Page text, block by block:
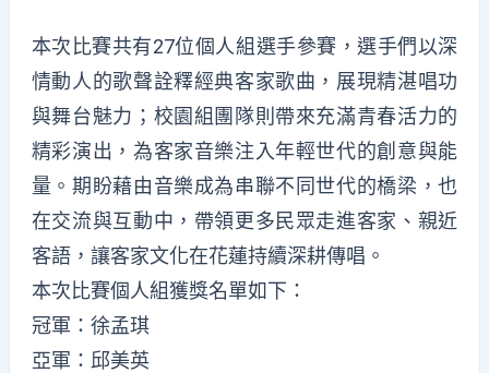
本次比賽共有27位個人組選手參賽，選手們以深
情動人的歌聲詮釋經典客家歌曲，展現精湛唱功
與舞台魅力；校園組團隊則帶來充滿青春活力的
精彩演出，為客家音樂注入年輕世代的創意與能
量。期盼藉由音樂成為串聯不同世代的橋梁，也
在交流與互動中，帶領更多民眾走進客家、親近
客語，讓客家文化在花蓮持續深耕傳唱。
本次比賽個人組獲獎名單如下：
冠軍：徐孟琪
亞軍：邱美英